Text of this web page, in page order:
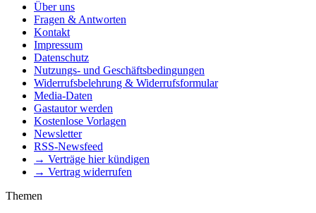
Über uns
Fragen & Antworten
Kontakt
Impressum
Datenschutz
Nutzungs- und Geschäftsbedingungen
Widerrufsbelehrung & Widerrufsformular
Media-Daten
Gastautor werden
Kostenlose Vorlagen
Newsletter
RSS-Newsfeed
→ Verträge hier kündigen
→ Vertrag widerrufen
Themen